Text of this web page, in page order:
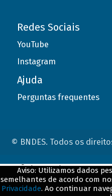
Redes Sociais
YouTube
Instagram
Ajuda
Perguntas frequentes
© BNDES. Todos os
Aviso: Utilizamos dados
semelhantes de acordo com
Privacidade. Ao continuar
ConteÃºdo complementar
${title}${badge}